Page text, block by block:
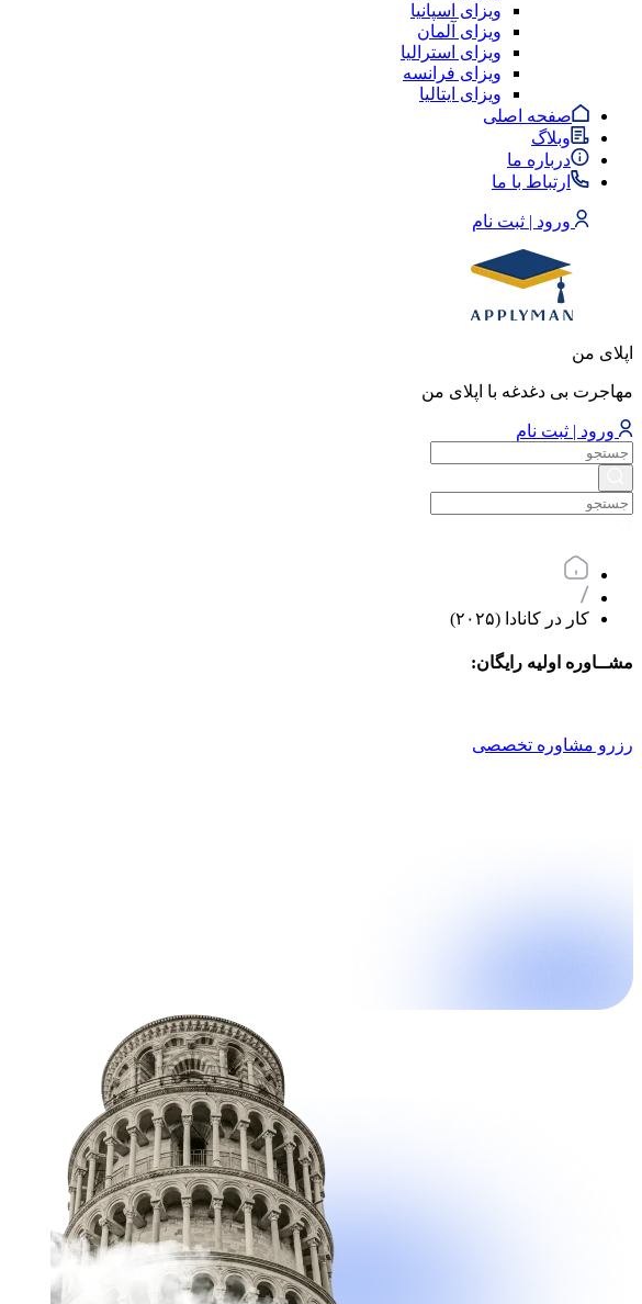
ویزای اسپانیا
ویزای آلمان
ویزای استرالیا
ویزای فرانسه
ویزای ایتالیا
صفحه اصلی
وبلاگ
درباره ما
ارتباط با ما
ورود | ثبت نام
اپلای من
مهاجرت بی دغدغه با اپلای من
ورود | ثبت نام
کار در کانادا (۲۰۲۵)
مشــاوره اولیه رایگان:
رزرو مشاوره تخصصی